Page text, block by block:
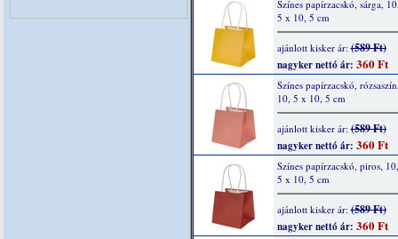
Színes papírzacskó, sárga,
5 x 10, 5 cm
ajánlott kisker ár:(589 Ft)
nagyker nettó ár: 360 Ft
Színes papírzacskó,
10, 5 x 10, 5 cm
ajánlott kisker ár:(589 Ft)
nagyker nettó ár: 360 Ft
Színes papírzacskó, piros,
5 x 10, 5 cm
ajánlott kisker ár:(589 Ft)
nagyker nettó ár: 360 Ft